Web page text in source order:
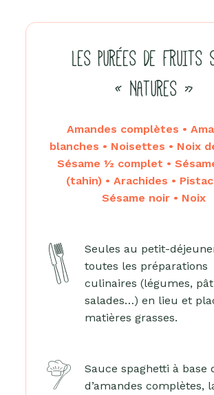
LES PURÉES DE FRUITS
« NATURES »
Amandes complètes •
blanches • Noisettes • Noix
Sésame ½ complet •
(tahin) • Arachides •
Sésame noir • Noix
Seules au petit-
toutes les préparations
culinaires (légumes,
salades…) en lieu et
matières grasses.
Sauce spaghetti à base
d’amandes complètes,